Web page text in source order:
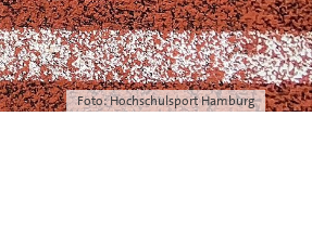
Foto: Hochschulsport Hamburg